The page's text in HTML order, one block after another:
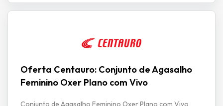
Oferta Centauro: Conjunto de Agasalho
Feminino Oxer Plano com Vivo
Conjunto de Agasalho Feminino Oxer Plano com Vivo